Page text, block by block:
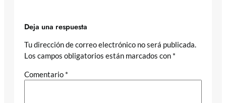
Deja una respuesta
Tu dirección de correo electrónico no será publicada.
Los campos obligatorios están marcados con *
Comentario *